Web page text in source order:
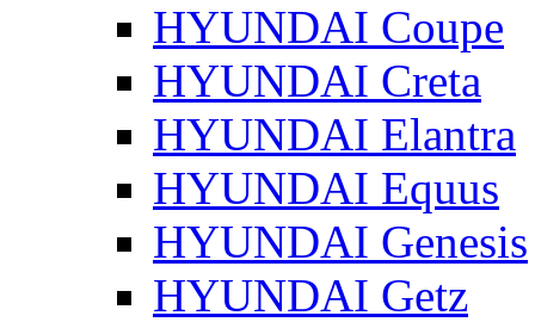
HYUNDAI Coupe
HYUNDAI Creta
HYUNDAI Elantra
HYUNDAI Equus
HYUNDAI Genesis
HYUNDAI Getz